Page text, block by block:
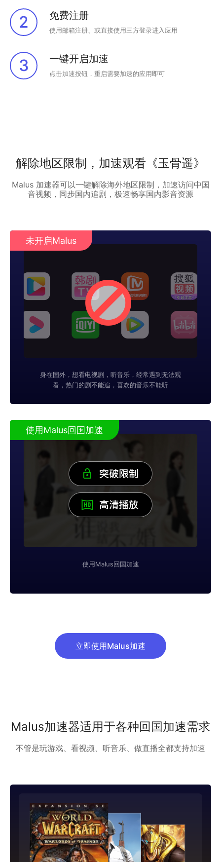
2 免费注册
使用邮箱注册、或直接使用三方登录进入应用
3 一键开启加速
点击加速按钮，重启需要加速的应用即可
解除地区限制，加速观看《玉骨遥》
Malus 加速器可以一键解除海外地区限制，加速访问中国
音视频，同步国内追剧，极速畅享国内影音资源
未开启Malus
身在国外，想看电视剧，听音乐，经常遇到无法观
看，热门的剧不能追，喜欢的音乐不能听
使用Malus回国加速
使用Malus回国加速
立即使用Malus加速
Malus加速器适用于各种回国加速需求
不管是玩游戏、看视频、听音乐、做直播全都支持加速